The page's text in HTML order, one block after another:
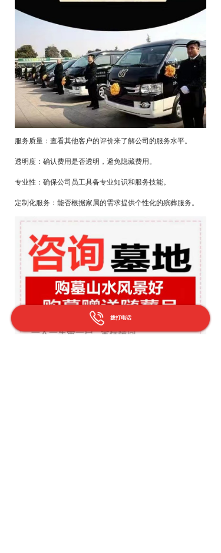
服务质量：查看其他客户的评价来了解公司的服务水平。
透明度：确认费用是否透明，避免隐藏费用。
专业性：确保公司员工具备专业知识和服务技能。
定制化服务：能否根据家属的需求提供个性化的殡葬服务。
拨打电话